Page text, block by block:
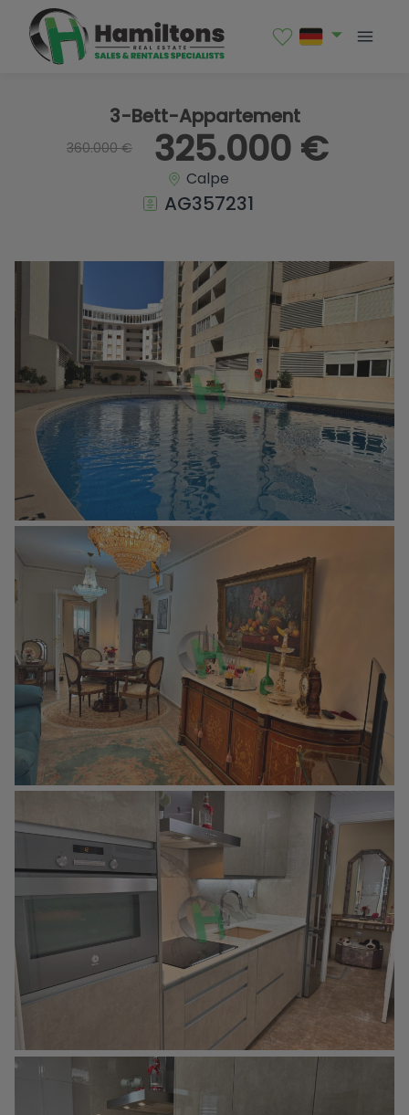
3-Bett-Appartement
360.000 € 325.000 €
Calpe
AG357231
1 / 32